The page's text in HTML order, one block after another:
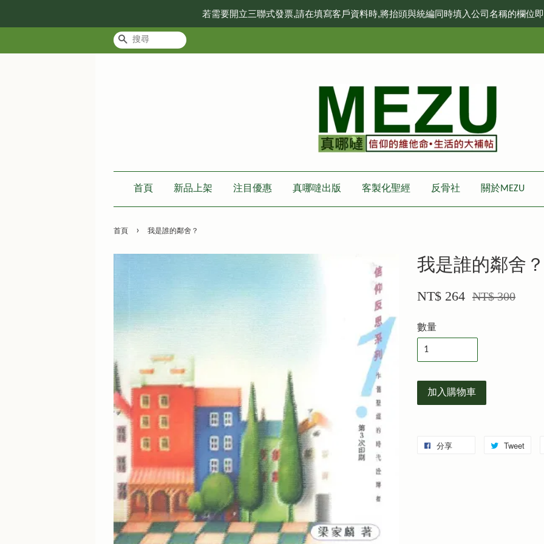
若需要開立三聯式發票,請在填寫客戶資料時,將抬頭與統編同時填入公司名稱的欄位
搜尋
首頁 新品上架 注目優惠 真哪噠出版 客製化聖經 反骨社 關於MEZU
首頁 › 我是誰的鄰舍？
我是誰的鄰舍？
NT$ 264 NT$ 300
數量
加入購物車
分享 Tweet